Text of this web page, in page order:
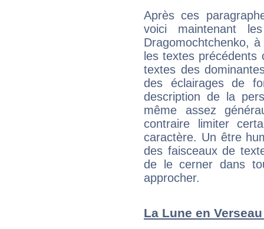
Après ces
voici maintenant
Dragomochtchenko,
les textes précédents
textes des
des éclairages de
description de la
même assez
contraire limiter
caractère. Un être
des faisceaux de
de le cerner dans
approcher.
La Lune en